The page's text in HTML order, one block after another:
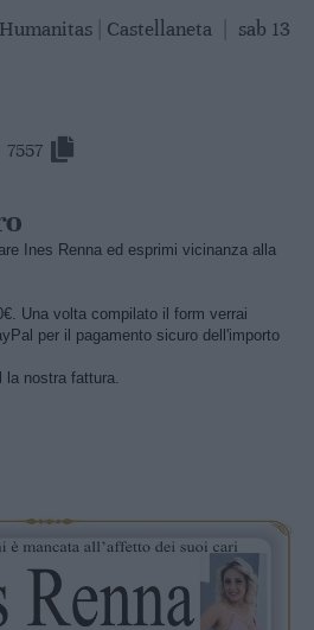
| Castellaneta sab 13
7557
Ines Renna ed esprimi vicinanza alla
Una volta compilato il form verrai
per il pagamento sicuro dell'importo
la nostra fattura.